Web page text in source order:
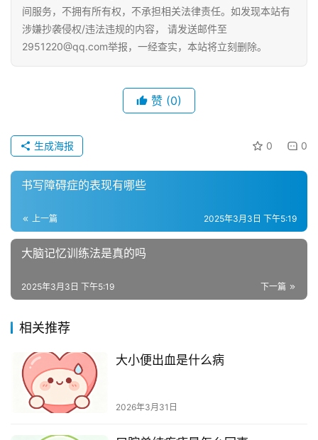
间服务，不拥有所有权，不承担相关法律责任。如发现本站有
涉嫌抄袭侵权/违法违规的内容， 请发送邮件至
2951220@qq.com举报，一经查实，本站将立刻删除。
赞 (0)
0 0
生成海报
书写障碍症的表现有哪些
上一篇 2025年3月3日 下午5:19
大脑记忆训练法是真的吗
下一篇
2025年3月3日 下午5:19
相关推荐
大小便出血是什么病
2026年3月31日